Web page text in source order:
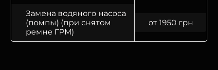
Замена водяного насоса
(помпы) (при снятом
ремне ГРМ)
от 1950 грн